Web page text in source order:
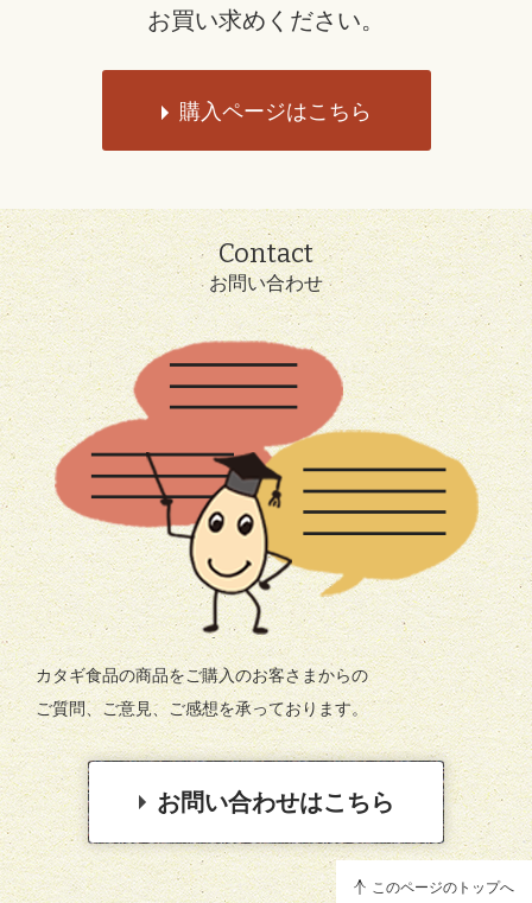
お買い求めください。
購入ページはこちら
Contact
お問い合わせ
カタギ食品の商品をご購入のお客さまからの
ご質問、ご意見、ご感想を承っております。
お問い合わせはこちら
このページのトップへ